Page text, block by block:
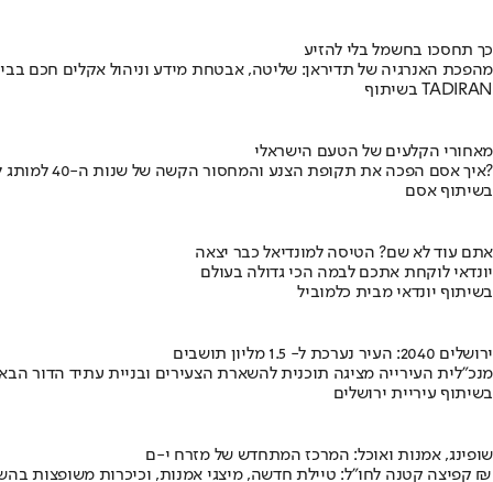
כך תחסכו בחשמל בלי להזיע
מהפכת האנרגיה של תדיראן: שליטה, אבטחת מידע וניהול אקלים חכם
בשיתוף TADIRAN
מאחורי הקלעים של הטעם הישראלי
איך אסם הפכה את תקופת הצנע והמחסור הקשה של שנות ה-40 למותג לאומי?
בשיתוף אסם
אתם עוד לא שם? הטיסה למונדיאל כבר יצאה
יונדאי לוקחת אתכם לבמה הכי גדולה בעולם
בשיתוף יונדאי מבית כלמוביל
ירושלים 2040: העיר נערכת ל- 1.5 מליון תושבים
מנכ"לית העירייה מציגה תוכנית להשארת הצעירים ובניית עתיד הדור
בשיתוף עיריית ירושלים
שופינג, אמנות ואוכל: המרכז המתחדש של מזרח י-ם
קפיצה קטנה לחו"ל: טיילת חדשה, מיצגי אמנות, וכיכרות משופצות בהשקעה של 100 מיליון ₪